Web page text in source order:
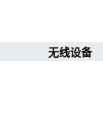
无线设备